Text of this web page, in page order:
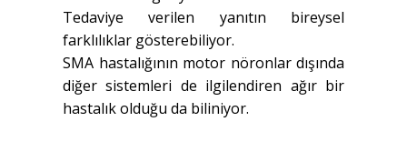
Tedaviye verilen yanıtın bireysel
farklılıklar gösterebiliyor.
SMA hastalığının motor nöronlar dışında
diğer sistemleri de ilgilendiren ağır bir
hastalık olduğu da biliniyor.